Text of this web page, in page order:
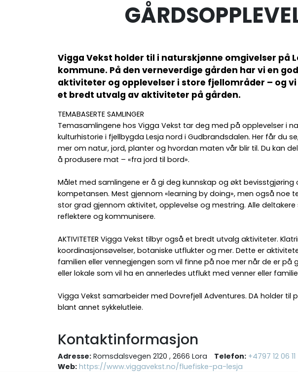
Vigga Vekst holder til i naturskjønne omgivelser på
kommune. På den verneverdige gården har vi en
aktiviteter og opplevelser i store fjellområder – og
et bredt utvalg av aktiviteter på gården.
TEMABASERTE SAMLINGER
Temasamlingene hos Vigga Vekst tar deg med på opplevelser i
kulturhistorie i fjellbygda Lesja nord i Gudbrandsdalen. Her får du
mer om natur, jord, planter og hvordan maten vår blir til. Du kan
å produsere mat – «fra jord til bord».
Målet med samlingene er å gi deg kunnskap og økt bevisstgjøring
kompetansen. Mest gjennom «learning by doing», men også noe
stor grad gjennom aktivitet, opplevelse og mestring. Alle deltakere
reflektere og kommunisere.
AKTIVITETER Vigga Vekst tilbyr også et bredt utvalg aktiviteter.
koordinasjonsøvelser, botaniske utflukter og mer. Dette er
familien eller vennegjengen som vil finne på noe mer når de er på
eller lokale som vil ha en annerledes utflukt med venner eller
Vigga Vekst samarbeider med Dovrefjell Adventures. DA holder til
blant annet sykkelutleie.
Kontaktinformasjon
Adresse: Romsdalsvegen 2120 , 2666 Lora Telefon: +4797 12 06 11
Web: https://www.viggavekst.no/fluefiske-pa-lesja